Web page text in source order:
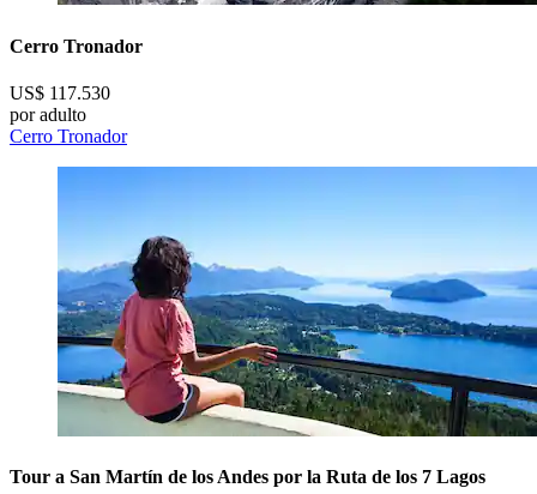
Cerro Tronador
US$ 117.530
por adulto
Cerro Tronador
Tour a San Martín de los Andes por la Ruta de los 7 Lagos